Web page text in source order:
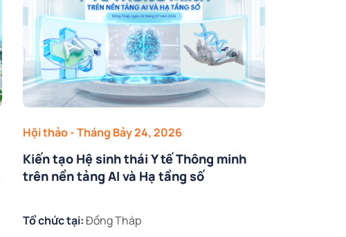
Hội thảo- Tháng Bảy 24, 2026
Kiến tạo Hệ sinh thái Y tế Thông minh
trên nền tảng AI và Hạ tầng số
Tổ chức tại:Đồng Tháp